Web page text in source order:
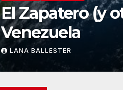
El Zapatero (y
Venezuela
LANA BALLESTER